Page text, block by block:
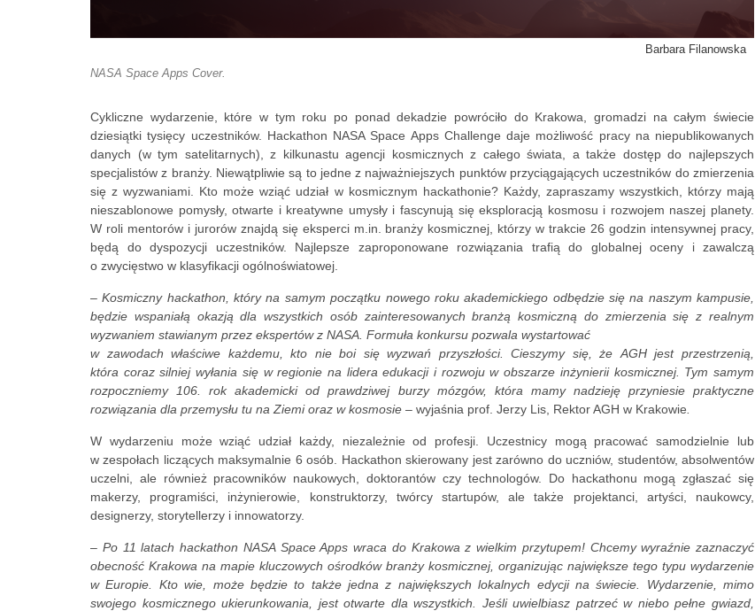
Barbara Filanowska
NASA Space Apps Cover.
Cykliczne wydarzenie, które w tym roku po ponad dekadzie powróciło do Krakowa, gromadzi na całym świecie
dziesiątki tysięcy uczestników. Hackathon NASA Space Apps Challenge daje możliwość pracy na niepublikowanych
danych (w tym satelitarnych), z kilkunastu agencji kosmicznych z całego świata, a także dostęp do najlepszych
specjalistów z branży. Niewątpliwie są to jedne z najważniejszych punktów przyciągających uczestników do zmierzenia
się z wyzwaniami. Kto może wziąć udział w kosmicznym hackathonie? Każdy, zapraszamy wszystkich, którzy mają
nieszablonowe pomysły, otwarte i kreatywne umysły i fascynują się eksploracją kosmosu i rozwojem naszej planety.
W roli mentorów i jurorów znajdą się eksperci m.in. branży kosmicznej, którzy w trakcie 26 godzin intensywnej pracy,
będą do dyspozycji uczestników. Najlepsze zaproponowane rozwiązania trafią do globalnej oceny i zawalczą
o zwycięstwo w klasyfikacji ogólnoświatowej.
– Kosmiczny hackathon, który na samym początku nowego roku akademickiego odbędzie się na naszym kampusie,
będzie wspaniałą okazją dla wszystkich osób zainteresowanych branżą kosmiczną do zmierzenia się z realnym
wyzwaniem stawianym przez ekspertów z NASA. Formuła konkursu pozwala wystartować
w zawodach właściwe każdemu, kto nie boi się wyzwań przyszłości. Cieszymy się, że AGH jest przestrzenią,
która coraz silniej wyłania się w regionie na lidera edukacji i rozwoju w obszarze inżynierii kosmicznej. Tym samym
rozpoczniemy 106. rok akademicki od prawdziwej burzy mózgów, która mamy nadzieję przyniesie praktyczne
rozwiązania dla przemysłu tu na Ziemi oraz w kosmosie – wyjaśnia prof. Jerzy Lis, Rektor AGH w Krakowie
W wydarzeniu może wziąć udział każdy, niezależnie od profesji. Uczestnicy mogą pracować samodzielnie lub
w zespołach liczących maksymalnie 6 osób. Hackathon skierowany jest zarówno do uczniów, studentów, absolwentów
uczelni, ale również pracowników naukowych, doktorantów czy technologów. Do hackathonu mogą zgłaszać się
makerzy, programiści, inżynierowie, konstruktorzy, twórcy startupów, ale także projektanci, artyści, naukowcy,
designerzy, storytellerzy i innowatorzy.
– Po 11 latach hackathon NASA Space Apps wraca do Krakowa z wielkim przytupem! Chcemy wyraźnie zaznaczyć
obecność Krakowa na mapie kluczowych ośrodków branży kosmicznej, organizując największe tego typu wydarzenie
w Europie. Kto wie, może będzie to także jedna z największych lokalnych edycji na świecie. Wydarzenie, mimo
swojego kosmicznego ukierunkowania, jest otwarte dla wszystkich. Jeśli uwielbiasz patrzeć w niebo pełne gwiazd,